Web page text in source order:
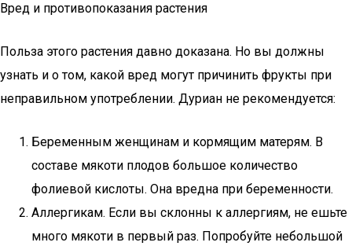
Вред и противопоказания растения
Польза этого растения давно доказана. Но вы должны
узнать и о том, какой вред могут причинить фрукты при
неправильном употреблении. Дуриан не рекомендуется:
Беременным женщинам и кормящим матерям. В
составе мякоти плодов большое количество
фолиевой кислоты. Она вредна при беременности.
Аллергикам. Если вы склонны к аллергиям, не ешьте
много мякоти в первый раз. Попробуйте небольшой